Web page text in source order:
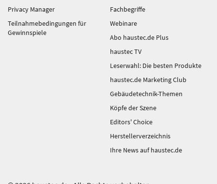
Privacy Manager
Teilnahmebedingungen für
Gewinnspiele
Fachbegriffe
Webinare
Abo haustec.de Plus
haustec TV
Leserwahl: Die besten Produkte
haustec.de Marketing Club
Gebäudetechnik-Themen
Köpfe der Szene
Editors' Choice
Herstellerverzeichnis
Ihre News auf haustec.de